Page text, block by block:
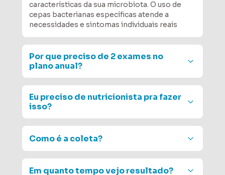
características da sua microbiota. O uso de
cepas bacterianas específicas atende a
necessidades e sintomas individuais reais
Por que preciso de 2 exames no
plano anual?
exame mostra o ponto de partida. O segundo
mostra a evolução e ajusta o caminho. É a
Eu preciso de nutricionista pra fazer
isso?
confiança para que ele possa realizar o melhor
tratamento para o seu caso e siga as
recomendações presentes no nosso laudo, ou
Como é a coleta?
casa, seguindo um passo a passo simples.
Em quanto tempo vejo resultado?